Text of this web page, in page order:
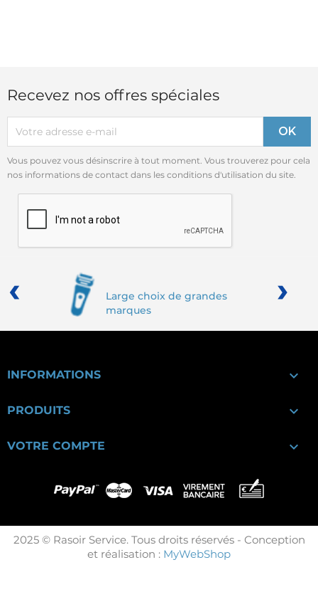
Recevez nos offres spéciales
Vous pouvez vous désinscrire à tout moment. Vous trouverez pour cela
nos informations de contact dans les conditions d'utilisation du site.
Large choix de grandes
marques
‹ ›
INFORMATIONS 
PRODUITS 
VOTRE COMPTE 
2025 © Rasoir Service. Tous droits réservés - Conception
et réalisation : MyWebShop